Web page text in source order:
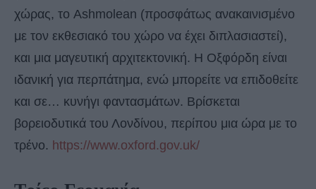
χώρας, το Ashmolean (προσφάτως ανακαινισμένο
με τον εκθεσιακό του χώρο να έχει διπλασιαστεί),
και μια μαγευτική αρχιτεκτονική. Η Οξφόρδη είναι
ιδανική για περπάτημα, ενώ μπορείτε να επιδοθείτε
και σε… κυνήγι φαντασμάτων. Βρίσκεται
βορειοδυτικά του Λονδίνου, περίπου μια ώρα με το
τρένο. https://www.oxford.gov.uk/